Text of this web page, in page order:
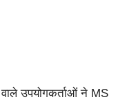
उपयोगकर्ताओं ने MS